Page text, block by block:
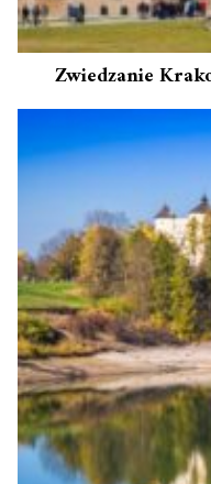
Zwiedzanie